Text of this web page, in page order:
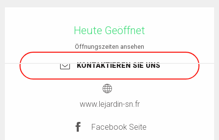
Heute Geöffnet
Öffnungszeiten ansehen
KONTAKTIEREN SIE UNS
www.lejardin-sn.fr
Facebook Seite